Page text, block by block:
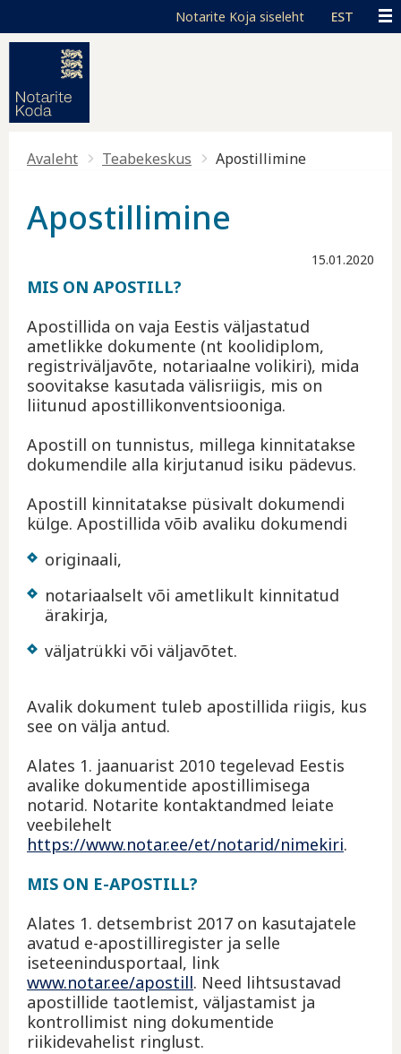
EST
Avaleht Teabekeskus Apostillimine
Apostillimine
15.01.2020
MIS ON APOSTILL?
Apostillida on vaja Eestis väljastatud
ametlikke dokumente (nt koolidiplom,
registriväljavõte, notariaalne volikiri), mida
soovitakse kasutada välisriigis, mis on
liitunud apostillikonventsiooniga.
Apostill on tunnistus, millega kinnitatakse
dokumendile alla kirjutanud isiku pädevus.
Apostill kinnitatakse püsivalt dokumendi
külge. Apostillida võib avaliku dokumendi
originaali,
notariaalselt või ametlikult kinnitatud
ärakirja,
väljatrükki või väljavõtet.
Avalik dokument tuleb apostillida riigis, kus
see on välja antud.
Alates 1. jaanuarist 2010 tegelevad Eestis
avalike dokumentide apostillimisega
notarid. Notarite kontaktandmed leiate
veebilehelt
https://www.notar.ee/et/notarid/nimekiri.
MIS ON E-APOSTILL?
Alates 1. detsembrist 2017 on kasutajatele
avatud e-apostilliregister ja selle
iseteenindusportaal, link
www.notar.ee/apostill. Need lihtsustavad
apostillide taotlemist, väljastamist ja
kontrollimist ning dokumentide
riikidevahelist ringlust.